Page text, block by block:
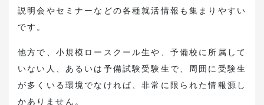
説明会やセミナーなどの各種就活情報も集まりやすい
です。
他方で、小規模ロースクール生や、予備校に所属して
いない人、あるいは予備試験受験生で、周囲に受験生
が多くいる環境でなければ、非常に限られた情報源し
かありません。